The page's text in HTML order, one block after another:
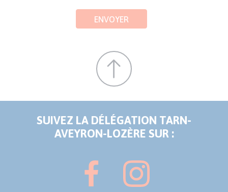
ENVOYER
SUIVEZ LA DÉLÉGATION TARN-
AVEYRON-LOZÈRE SUR :